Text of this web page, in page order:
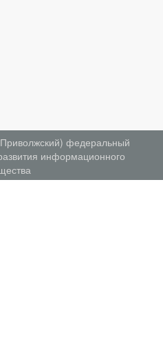
федеральный
информационного